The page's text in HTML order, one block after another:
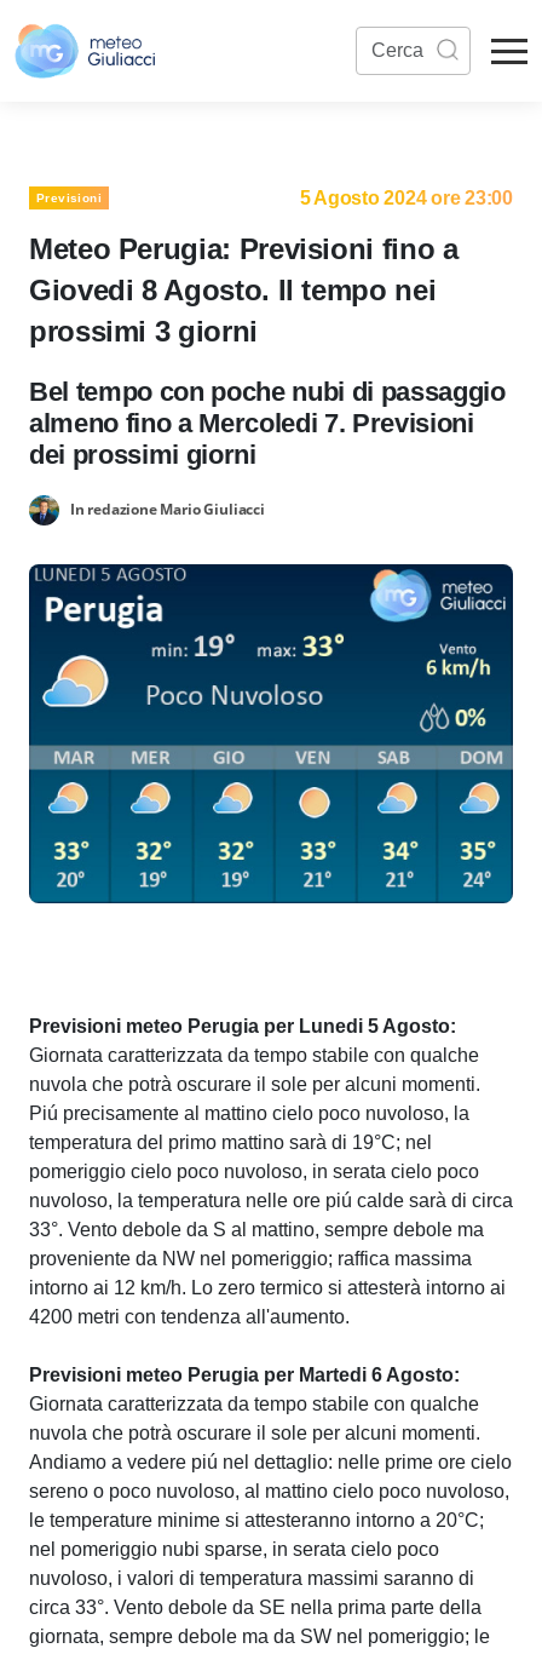
Previsioni 5 Agosto 2024 ore 23:00
Meteo Perugia: Previsioni fino a
Giovedi 8 Agosto. Il tempo nei
prossimi 3 giorni
Bel tempo con poche nubi di passaggio
almeno fino a Mercoledi 7. Previsioni
dei prossimi giorni
In redazione Mario Giuliacci
Previsioni meteo Perugia per Lunedi 5 Agosto:
Giornata caratterizzata da tempo stabile con qualche
nuvola che potrà oscurare il sole per alcuni momenti.
Piú precisamente al mattino cielo poco nuvoloso, la
temperatura del primo mattino sarà di 19°C; nel
pomeriggio cielo poco nuvoloso, in serata cielo poco
nuvoloso, la temperatura nelle ore piú calde sarà di circa
33°. Vento debole da S al mattino, sempre debole ma
proveniente da NW nel pomeriggio; raffica massima
intorno ai 12 km/h. Lo zero termico si attesterà intorno ai
4200 metri con tendenza all'aumento.
Previsioni meteo Perugia per Martedi 6 Agosto:
Giornata caratterizzata da tempo stabile con qualche
nuvola che potrà oscurare il sole per alcuni momenti.
Andiamo a vedere piú nel dettaglio: nelle prime ore cielo
sereno o poco nuvoloso, al mattino cielo poco nuvoloso,
le temperature minime si attesteranno intorno a 20°C;
nel pomeriggio nubi sparse, in serata cielo poco
nuvoloso, i valori di temperatura massimi saranno di
circa 33°. Vento debole da SE nella prima parte della
giornata, sempre debole ma da SW nel pomeriggio; le